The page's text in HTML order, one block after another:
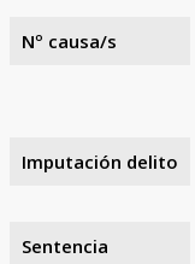
Nº causa/s
Imputación delito
Sentencia